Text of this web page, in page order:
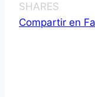
SHARES
Compartir en